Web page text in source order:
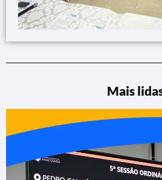
Mais